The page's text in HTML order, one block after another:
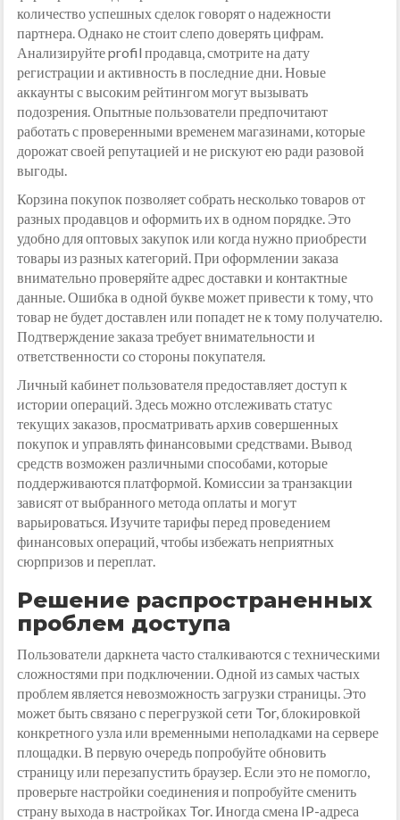
количество успешных сделок говорят о надежности
партнера. Однако не стоит слепо доверять цифрам.
Анализируйте profil продавца, смотрите на дату
регистрации и активность в последние дни. Новые
аккаунты с высоким рейтингом могут вызывать
подозрения. Опытные пользователи предпочитают
работать с проверенными временем магазинами, которые
дорожат своей репутацией и не рискуют ею ради разовой
выгоды.
Корзина покупок позволяет собрать несколько товаров от
разных продавцов и оформить их в одном порядке. Это
удобно для оптовых закупок или когда нужно приобрести
товары из разных категорий. При оформлении заказа
внимательно проверяйте адрес доставки и контактные
данные. Ошибка в одной букве может привести к тому, что
товар не будет доставлен или попадет не к тому получателю.
Подтверждение заказа требует внимательности и
ответственности со стороны покупателя.
Личный кабинет пользователя предоставляет доступ к
истории операций. Здесь можно отслеживать статус
текущих заказов, просматривать архив совершенных
покупок и управлять финансовыми средствами. Вывод
средств возможен различными способами, которые
поддерживаются платформой. Комиссии за транзакции
зависят от выбранного метода оплаты и могут
варьироваться. Изучите тарифы перед проведением
финансовых операций, чтобы избежать неприятных
сюрпризов и переплат.
Решение распространенных
проблем доступа
Пользователи даркнета часто сталкиваются с техническими
сложностями при подключении. Одной из самых частых
проблем является невозможность загрузки страницы. Это
может быть связано с перегрузкой сети Tor, блокировкой
конкретного узла или временными неполадками на сервере
площадки. В первую очередь попробуйте обновить
страницу или перезапустить браузер. Если это не помогло,
проверьте настройки соединения и попробуйте сменить
страну выхода в настройках Tor. Иногда смена IP-адреса